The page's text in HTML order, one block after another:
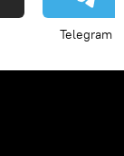
Telegram